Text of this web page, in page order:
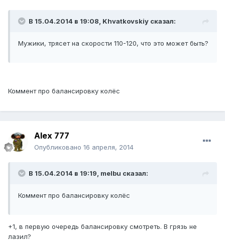
В 15.04.2014 в 19:08, Khvatkovskiy сказал:
Мужики, трясет на скорости 110-120, что это может быть?
Коммент про балансировку колёс
Alex 777
Опубликовано 16 апреля, 2014
В 15.04.2014 в 19:19, melbu сказал:
Коммент про балансировку колёс
+1, в первую очередь балансировку смотреть. В грязь не
лазил?